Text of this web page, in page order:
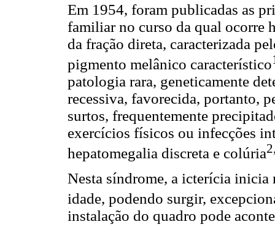
Em 1954, foram publicadas as
familiar no curso da qual ocorre
da fração direta, caracterizada
pigmento melânico característico
patologia rara, geneticamente
recessiva, favorecida, portanto,
surtos, frequentemente
exercícios físicos ou infecções
hepatomegalia discreta e colúria
Nesta síndrome, a icterícia
idade, podendo surgir,
instalação do quadro pode